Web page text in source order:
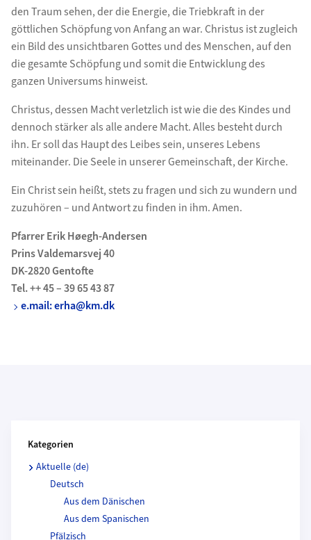
den Traum sehen, der die Energie, die Triebkraft in der
göttlichen Schöpfung von Anfang an war. Christus ist zugleich
ein Bild des unsichtbaren Gottes und des Menschen, auf den
die gesamte Schöpfung und somit die Entwicklung des
ganzen Universums hinweist.
Christus, dessen Macht verletzlich ist wie die des Kindes und
dennoch stärker als alle andere Macht. Alles besteht durch
ihn. Er soll das Haupt des Leibes sein, unseres Lebens
miteinan­der. Die Seele in unserer Gemeinschaft, der Kirche.
Ein Christ sein heißt, stets zu fragen und sich zu wundern und
zuzuhören – und Antwort zu finden in ihm. Amen.
Pfarrer Erik Høegh-Andersen
Prins Valdemarsvej 40
DK-2820 Gentofte
Tel. ++ 45 – 39 65 43 87
e.mail: erha@km.dk
Kategorien
Aktuelle (de)
Deutsch
Aus dem Dänischen
Aus dem Spanischen
Pfälzisch